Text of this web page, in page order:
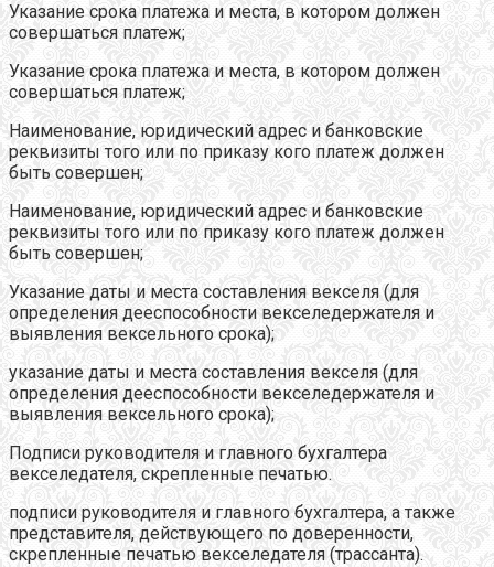
Указание срока платежа и места, в котором должен
совершаться платеж;
Указание срока платежа и места, в котором должен
совершаться платеж;
Наименование, юридический адрес и банковские
реквизиты того или по приказу кого платеж должен
быть совершен;
Наименование, юридический адрес и банковские
реквизиты того или по приказу кого платеж должен
быть совершен;
Указание даты и места составления векселя (для
определения дееспособности векселедержателя и
выявления вексельного срока);
указание даты и места составления векселя (для
определения дееспособности векселедержателя и
выявления вексельного срока);
Подписи руководителя и главного бухгалтера
векселедателя, скрепленные печатью.
подписи руководителя и главного бухгалтера, а также
представителя, действующего по доверенности,
скрепленные печатью векселедателя (трассанта).